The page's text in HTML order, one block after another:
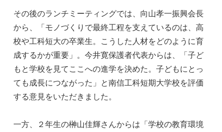
その後のランチミーティングでは、向山孝一振興会長
から、「モノづくりで最終工程を支えているのは、高
校や工科短大の卒業生。こうした人材をどのように育
成するかが重要」。今井寛保護者代表からは、「子ど
もと学校を見てここへの進学を決めた。子どもにとっ
ても成長につながった」と南信工科短期大学校を評価
する意見をいただきました。
一方、２年生の榊山佳輝さんからは「学校の教育環境